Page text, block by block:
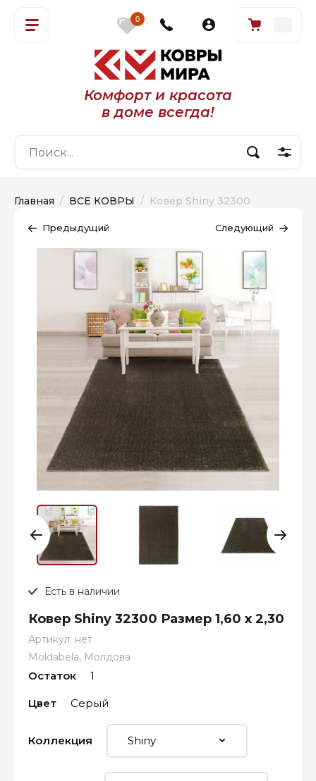
Комфорт и красота
в доме всегда!
0
Главная
  /
ВСЕ КОВРЫ
  /  Ковер Shiny 32300
Предыдущий Следующий
Есть в наличии
Ковер Shiny 32300 Размер 1,60 х 2,30
Артикул: нет
Moldabela, Молдова
Остаток 1
Цвет Серый
Коллекция